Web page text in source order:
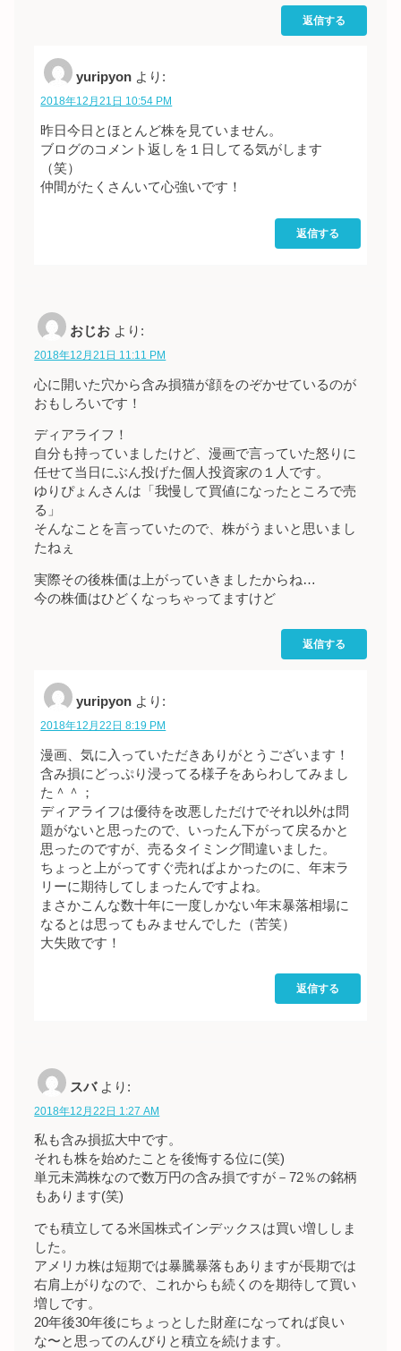
返信する
yuripyon より:
2018年12月21日 10:54 PM
昨日今日とほとんど株を見ていません。
ブログのコメント返しを１日してる気がします
（笑）
仲間がたくさんいて心強いです！
返信する
おじお より:
2018年12月21日 11:11 PM
心に開いた穴から含み損猫が顔をのぞかせているのが
おもしろいです！
ディアライフ！
自分も持っていましたけど、漫画で言っていた怒りに
任せて当日にぶん投げた個人投資家の１人です。
ゆりぴょんさんは「我慢して買値になったところで売
る」
そんなことを言っていたので、株がうまいと思いまし
たねぇ
実際その後株価は上がっていきましたからね…
今の株価はひどくなっちゃってますけど
返信する
yuripyon より:
2018年12月22日 8:19 PM
漫画、気に入っていただきありがとうございます！
含み損にどっぷり浸ってる様子をあらわしてみまし
た＾＾；
ディアライフは優待を改悪しただけでそれ以外は問
題がないと思ったので、いったん下がって戻るかと
思ったのですが、売るタイミング間違いました。
ちょっと上がってすぐ売ればよかったのに、年末ラ
リーに期待してしまったんですよね。
まさかこんな数十年に一度しかない年末暴落相場に
なるとは思ってもみませんでした（苦笑）
大失敗です！
返信する
スバ より:
2018年12月22日 1:27 AM
私も含み損拡大中です。
それも株を始めたことを後悔する位に(笑)
単元未満株なので数万円の含み損ですが－72％の銘柄
もあります(笑)
でも積立してる米国株式インデックスは買い増ししま
した。
アメリカ株は短期では暴騰暴落もありますが長期では
右肩上がりなので、これからも続くのを期待して買い
増しです。
20年後30年後にちょっとした財産になってれば良い
な〜と思ってのんびりと積立を続けます。